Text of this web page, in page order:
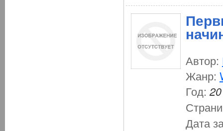
Автор:
Жанр:
Год:
Дата